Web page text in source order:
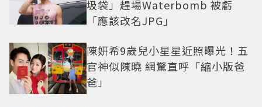
圾袋」趕場Waterbomb 被虧
「應該改名JPG」
陳妍希9歲兒小星星近照曝光！五
官神似陳曉 網驚直呼「縮小版爸
爸」